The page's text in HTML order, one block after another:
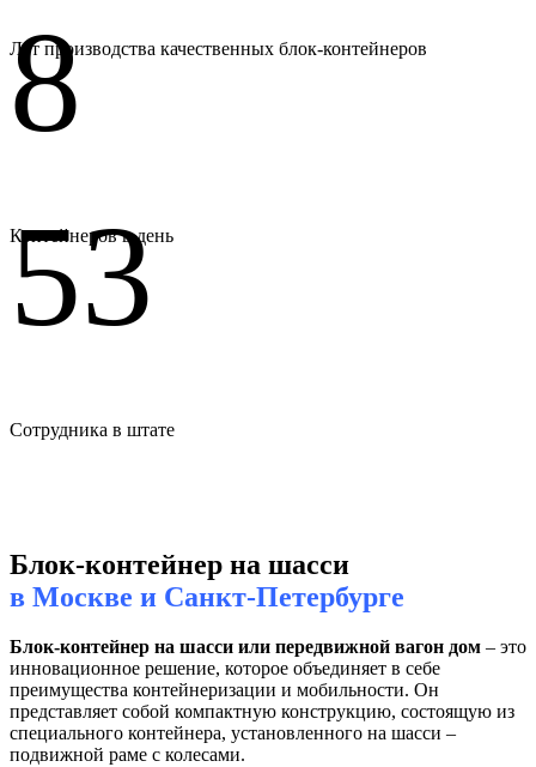
Лет производства качественных блок-контейнеров
8
Контейнеров в день
53
Сотрудника в штате
Блок-контейнер на шасси
в Москве и Санкт-Петербурге
Блок-контейнер на шасси или передвижной вагон дом – это
инновационное решение, которое объединяет в себе
преимущества контейнеризации и мобильности. Он
представляет собой компактную конструкцию, состоящую из
специального контейнера, установленного на шасси –
подвижной раме с колесами.